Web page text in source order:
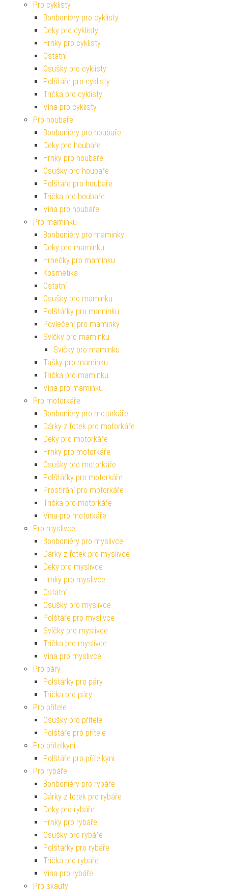
Pro cyklisty
Bonboniéry pro cyklisty
Deky pro cyklisty
Hrnky pro cyklisty
Ostatní
Osušky pro cyklisty
Polštáře pro cyklisty
Trička pro cyklisty
Vína pro cyklisty
Pro houbaře
Bonboniéry pro houbaře
Deky pro houbaře
Hrnky pro houbaře
Osušky pro houbaře
Polštáře pro houbaře
Trička pro houbaře
Vína pro houbaře
Pro maminku
Bonboniéry pro maminky
Deky pro maminku
Hrnečky pro maminku
Kosmetika
Ostatní
Osušky pro maminku
Polštářky pro maminku
Povlečení pro maminky
Svíčky pro maminku
Svíčky pro maminku
Tašky pro maminku
Trička pro maminku
Vína pro maminku
Pro motorkáře
Bonboniéry pro motorkáře
Dárky z fotek pro motorkáře
Deky pro motorkáře
Hrnky pro motorkáře
Osušky pro motorkáře
Polštářky pro motorkáře
Prostírání pro motorkáře
Trička pro motorkáře
Vína pro motorkáře
Pro myslivce
Bonboniéry pro myslivce
Dárky z fotek pro myslivce
Deky pro myslivce
Hrnky pro myslivce
Ostatní
Osušky pro myslivce
Polštáře pro myslivce
Svíčky pro myslivce
Trička pro myslivce
Vína pro myslivce
Pro páry
Polštářky pro páry
Trička pro páry
Pro přítele
Osušky pro přítele
Polštáře pro přítele
Pro přítelkyni
Polštáře pro přítelkyni
Pro rybáře
Bonboniéry pro rybáře
Dárky z fotek pro rybáře
Deky pro rybáře
Hrnky pro rybáře
Osušky pro rybáře
Polštářky pro rybáře
Trička pro rybáře
Vína pro rybáře
Pro skauty